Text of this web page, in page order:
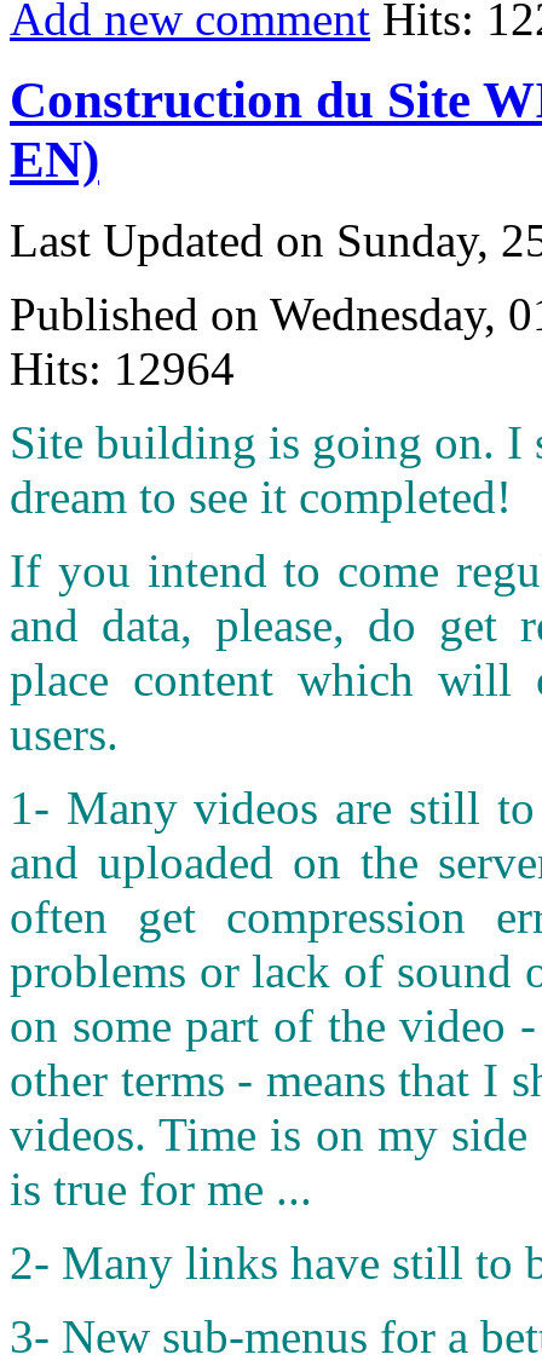
Add new comment Hits:
Construction du Site
EN)
Last Updated on Sunday,
Published on Wednesday,
Hits: 12964
Site building is going on. I
dream to see it completed!
If you intend to come
and data, please, do get
place content which will
users.
1- Many videos are still
and uploaded on the
often get compression
problems or lack of sound
on some part of the
other terms - means that I
videos. Time is on my
is true for me ...
2- Many links have still to
3- New sub-menus for a